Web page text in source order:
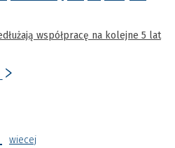
współpracę na kolejne 5 lat
wiecej